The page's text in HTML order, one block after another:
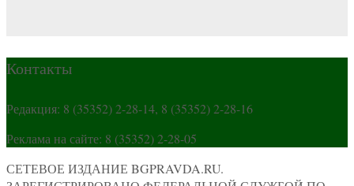
Контакты
Редакция: 8 (35352) 2-28-14, 8 (35352) 2-28-16
Реклама на сайте: 8 (35352) 2-28-05
СЕТЕВОЕ ИЗДАНИЕ BGPRAVDA.RU.